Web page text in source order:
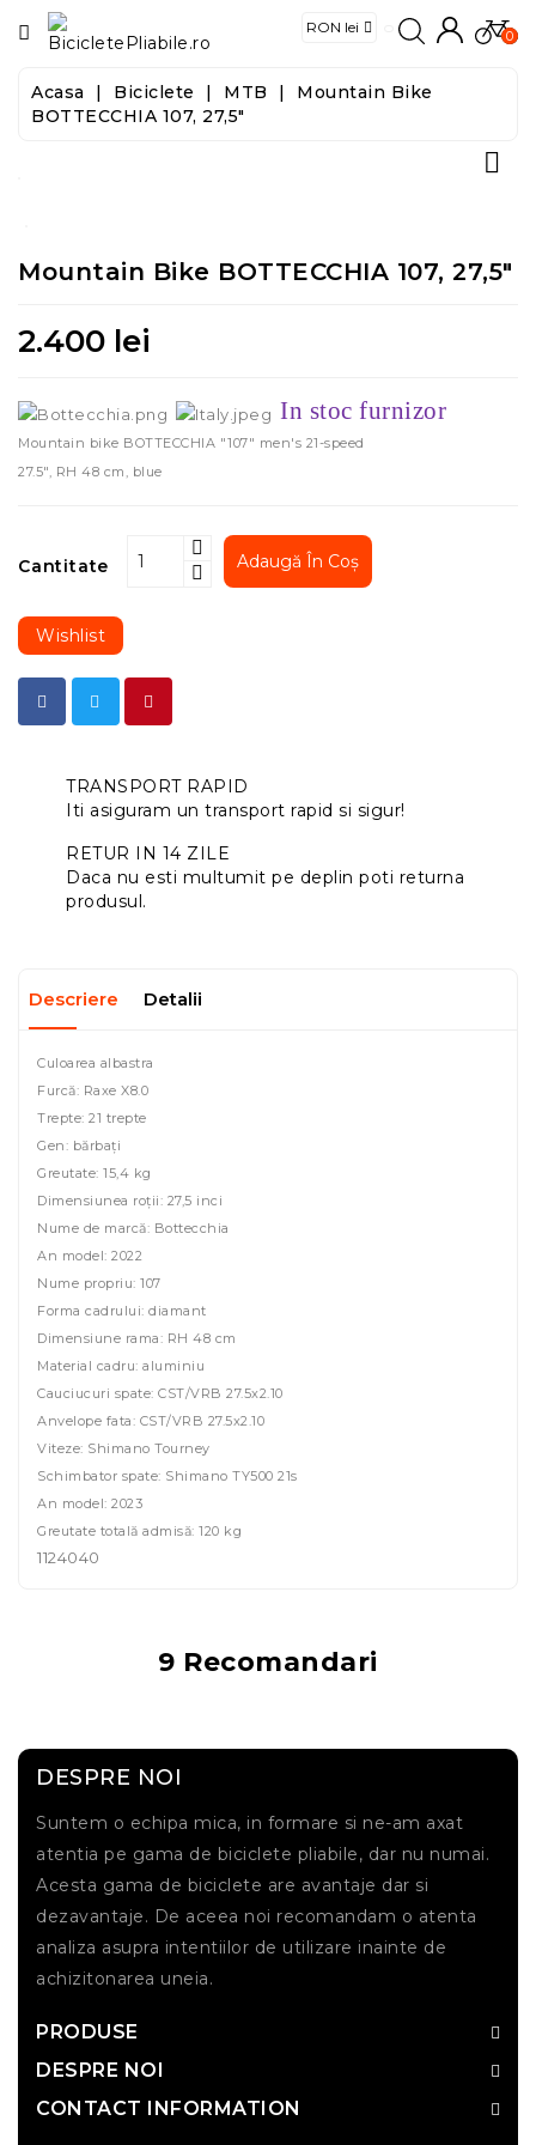
CATEGORIE
Biciclete
Electrice
Food
&
0
Acasa Biciclete MTB
Mountain Bike
BOTTECCHIA 107, 27,5"

Mountain Bike BOTTECCHIA 107, 27,5"
2.400 lei
In stoc furnizor
Mountain bike BOTTECCHIA "107" men's 21-speed
27.5", RH 48 cm, blue
Cantitate Adaugă În Coș
Wishlist
TRANSPORT RAPID
Iti asiguram un transport rapid si sigur!
RETUR IN 14 ZILE
Daca nu esti multumit pe deplin poti returna
produsul.
Descriere Detalii
Culoarea albastra
Furcă: Raxe X8.0
Trepte: 21 trepte
Gen: bărbați
Greutate: 15,4 kg
Dimensiunea roții: 27,5 inci
Nume de marcă: Bottecchia
An model: 2022
Nume propriu: 107
Forma cadrului: diamant
Dimensiune rama: RH 48 cm
Material cadru: aluminiu
Cauciucuri spate: CST/VRB 27.5x2.10
Anvelope fata: CST/VRB 27.5x2.10
Viteze: Shimano Tourney
Schimbator spate: Shimano TY500 21s
An model: 2023
Greutate totală admisă: 120 kg
1124040
9 Recomandari
DESPRE NOI
Suntem o echipa mica, in formare si ne-am axat
atentia pe gama de biciclete pliabile, dar nu numai.
Acesta gama de biciclete are avantaje dar si
dezavantaje. De aceea noi recomandam o atenta
analiza asupra intentiilor de utilizare inainte de
achizitonarea uneia.
PRODUSE
DESPRE NOI
CONTACT INFORMATION